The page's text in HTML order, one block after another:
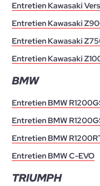
Entretien Kawasaki
Entretien Kawasaki
Entretien Kawasaki
Entretien Kawasaki
BMW
Entretien BMW
Entretien BMW
Entretien BMW
Entretien BMW C-EVO
TRIUMPH